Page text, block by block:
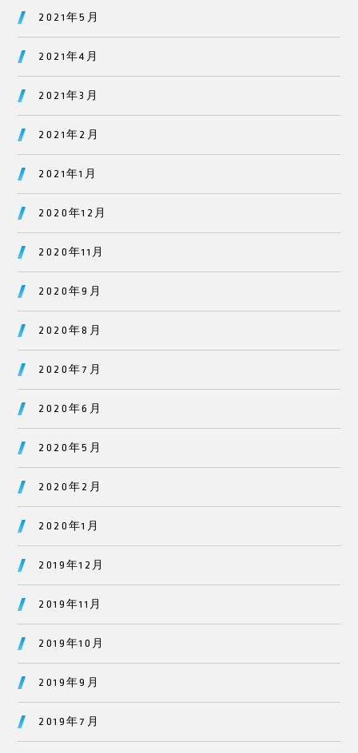
2021年5月
2021年4月
2021年3月
2021年2月
2021年1月
2020年12月
2020年11月
2020年9月
2020年8月
2020年7月
2020年6月
2020年5月
2020年2月
2020年1月
2019年12月
2019年11月
2019年10月
2019年9月
2019年7月